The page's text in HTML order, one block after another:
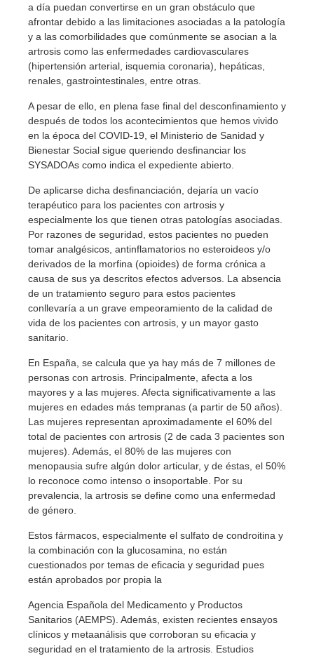
a día puedan convertirse en un gran obstáculo que
afrontar debido a las limitaciones asociadas a la patología
y a las comorbilidades que comúnmente se asocian a la
artrosis como las enfermedades cardiovasculares
(hipertensión arterial, isquemia coronaria), hepáticas,
renales, gastrointestinales, entre otras.
A pesar de ello, en plena fase final del desconfinamiento y
después de todos los acontecimientos que hemos vivido
en la época del COVID-19, el Ministerio de Sanidad y
Bienestar Social sigue queriendo desfinanciar los
SYSADOAs como indica el expediente abierto.
De aplicarse dicha desfinanciación, dejaría un vacío
terapéutico para los pacientes con artrosis y
especialmente los que tienen otras patologías asociadas.
Por razones de seguridad, estos pacientes no pueden
tomar analgésicos, antinflamatorios no esteroideos y/o
derivados de la morfina (opioides) de forma crónica a
causa de sus ya descritos efectos adversos. La absencia
de un tratamiento seguro para estos pacientes
conllevaría a un grave empeoramiento de la calidad de
vida de los pacientes con artrosis, y un mayor gasto
sanitario.
En España, se calcula que ya hay más de 7 millones de
personas con artrosis. Principalmente, afecta a los
mayores y a las mujeres. Afecta significativamente a las
mujeres en edades más tempranas (a partir de 50 años).
Las mujeres representan aproximadamente el 60% del
total de pacientes con artrosis (2 de cada 3 pacientes son
mujeres). Además, el 80% de las mujeres con
menopausia sufre algún dolor articular, y de éstas, el 50%
lo reconoce como intenso o insoportable. Por su
prevalencia, la artrosis se define como una enfermedad
de género.
Estos fármacos, especialmente el sulfato de condroitina y
la combinación con la glucosamina, no están
cuestionados por temas de eficacia y seguridad pues
están aprobados por propia la
Agencia Española del Medicamento y Productos
Sanitarios (AEMPS). Además, existen recientes ensayos
clínicos y metaanálisis que corroboran su eficacia y
seguridad en el tratamiento de la artrosis. Estudios